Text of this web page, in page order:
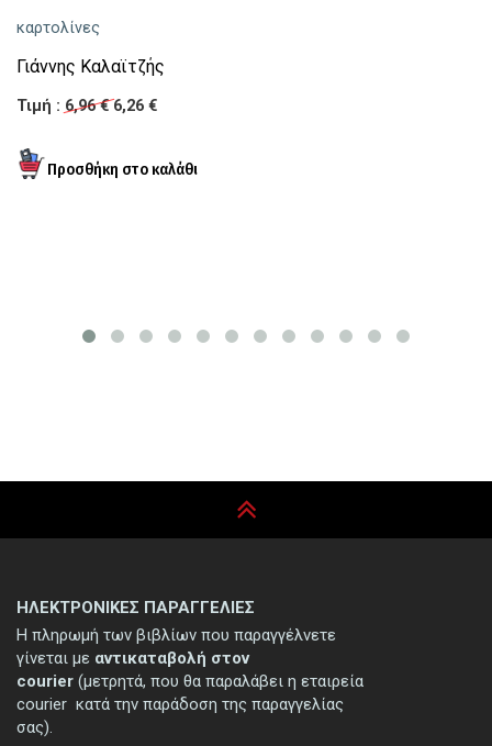
καρτολίνες
Γιάννης Καλαϊτζής
Τιμή : 6,96 €6,26 €
ΗΛΕΚΤΡΟΝΙΚΕΣ ΠΑΡΑΓΓΕΛΙΕΣ
Η πληρωμή των βιβλίων που παραγγέλνετε
γίνεται με αντικαταβολή στον
courier (μετρητά, που θα παραλάβει η εταιρεία
courier κατά την παράδοση της παραγγελίας
σας).